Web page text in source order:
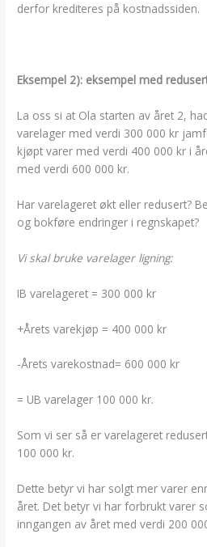
derfor krediteres på kostnadssiden.
Eksempel 2): eksempel med
La oss si at Ola starten av året 2,
varelager med verdi 300 000 kr
kjøpt varer med verdi 400 000 kr i
med verdi 600 000 kr.
Har varelageret økt eller redusert?
og bokføre endringer i regnskapet?
Vi skal bruke varelager ligning:
IB varelageret = 300 000 kr
+Årets varekjøp = 400 000 kr
-Årets varekostnad= 600 000 kr
= UB varelager 100 000 kr.
Som vi ser så er varelageret
100 000 kr.
Dette betyr vi har solgt mer varer
året. Det betyr vi har forbrukt varer
inngangen av året med verdi 200